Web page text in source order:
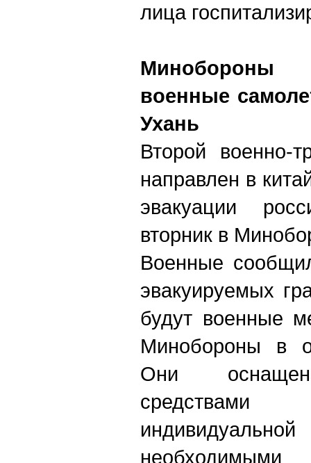
лица
военные
Ухань
Второй военно-
направлен в
эвакуации
вторник в
Военные
эвакуируемых
будут военные
Минобороны в
Они